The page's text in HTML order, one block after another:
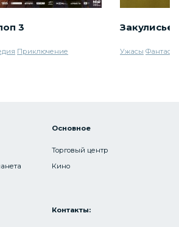
3
Приключение
Закулисье
Ужасы
Основное
Торговый центр
Кино
Контакты: